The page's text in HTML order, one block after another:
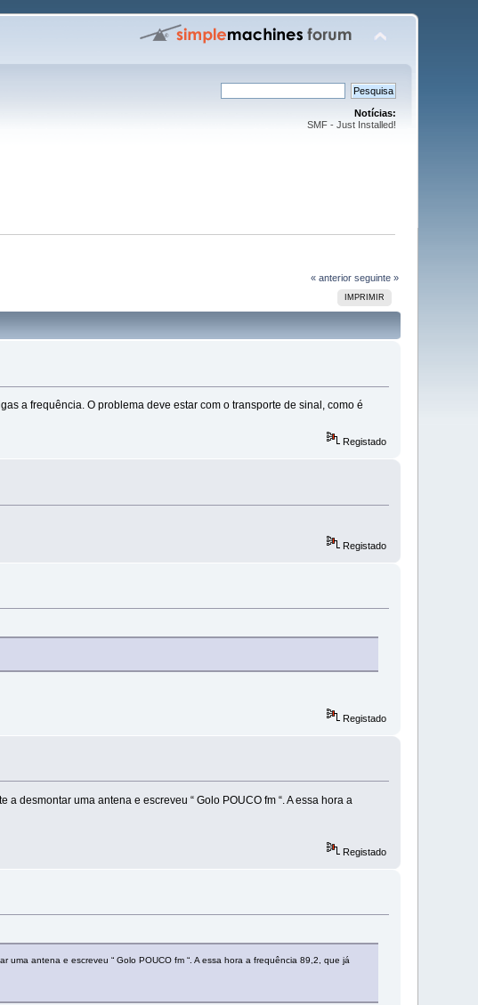
Notícias:
SMF - Just Installed!
« anterior seguinte »
IMPRIMIR
a frequência. O problema deve estar com o transporte de sinal, como é
Registado
Registado
Registado
desmontar uma antena e escreveu “ Golo POUCO fm “. A essa hora a
Registado
antena e escreveu “ Golo POUCO fm “. A essa hora a frequência 89,2, que já